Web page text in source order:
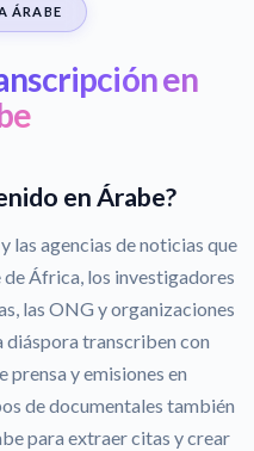
ÁRABE
en
en Árabe?
las agencias de noticias que
África, los investigadores
las ONG y organizaciones
diáspora transcriben con
prensa y emisiones en
de documentales también
para extraer citas y crear